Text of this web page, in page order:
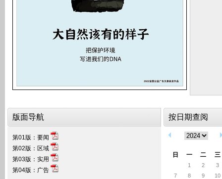
版面导航
第01版：要闻
第02版：区域
第03版：实用
第04版：广告
按日期查阅
日 一 二 三
1 2
3
7
8 9
10